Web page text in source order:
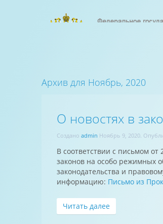
Архив для Ноябрь, 2020
О новостях в
Создано admin Ноябрь 9, 2020.
В соответствии с письмом
законов на особо режимных
законодательства и
информацию: Письмо из
Читать далее